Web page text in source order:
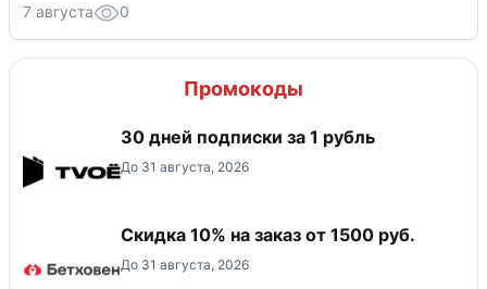
7 августа 0
Промокоды
30 дней подписки за 1 рубль
До 31 августа, 2026
Скидка 10% на заказ от 1500 руб.
До 31 августа, 2026